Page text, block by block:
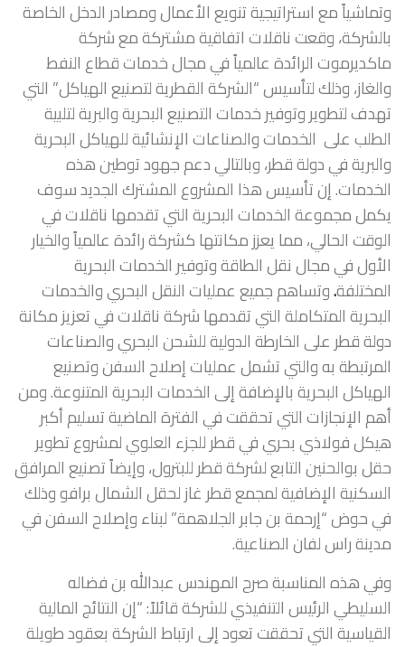
وتماشياً مع استراتيجية تنويع الأعمال ومصادر الدخل الخاصة
بالشركة، وقعت ناقلات اتفاقية مشتركة مع شركة
ماكديرموت الرائدة عالمياً في مجال خدمات قطاع النفط
والغاز، وذلك لتأسيس “الشركة القطرية لتصنيع الهياكل” التي
تهدف لتطوير وتوفير خدمات التصنيع البحرية والبرية لتلبية
الطلب على الخدمات والصناعات الإنشائية للهياكل البحرية
والبرية في دولة قطر، وبالتالي دعم جهود توطين هذه
الخدمات. إن تأسيس هذا المشروع المشترك الجديد سوف
يكمل مجموعة الخدمات البحرية التي تقدمها ناقلات في
الوقت الحالي، مما يعزز مكانتها كشركة رائدة عالمياً والخيار
الأول في مجال نقل الطاقة وتوفير الخدمات البحرية
المختلفة.وتساهم جميع عمليات النقل البحري والخدمات
البحرية المتكاملة التي تقدمها شركة ناقلات في تعزيز مكانة
دولة قطر على الخارطة الدولية للشحن البحري والصناعات
المرتبطة به والتي تشمل عمليات إصلاح السفن وتصنيع
الهياكل البحرية بالإضافة إلى الخدمات البحرية المتنوعة. ومن
أهم الإنجازات التي تحققت في الفترة الماضية تسليم أكبر
هيكل فولاذي بحري في قطر للجزء العلوي لمشروع تطوير
حقل بوالحنين التابع لشركة قطر للبترول، وإيضاً تصنيع المرافق
السكنية الإضافية لمجمع قطر غاز لحقل الشمال برافو وذلك
في حوض “إرحمة بن جابر الجلاهمة” لبناء وإصلاح السفن في
مدينة راس لفان الصناعية.
وفي هذه المناسبة صرح المهندس عبدالله بن فضاله
السليطي الرئيس التنفيذي للشركة قائلاً: “إن النتائج المالية
القياسية التي تحققت تعود إلى ارتباط الشركة بعقود طويلة